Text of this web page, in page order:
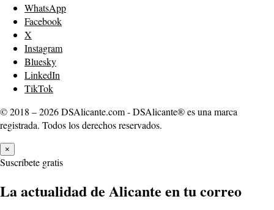
WhatsApp
Facebook
X
Instagram
Bluesky
LinkedIn
TikTok
© 2018 – 2026 DSAlicante.com - DSAlicante® es una marca
registrada. Todos los derechos reservados.
×
Suscríbete gratis
La actualidad de Alicante en tu correo